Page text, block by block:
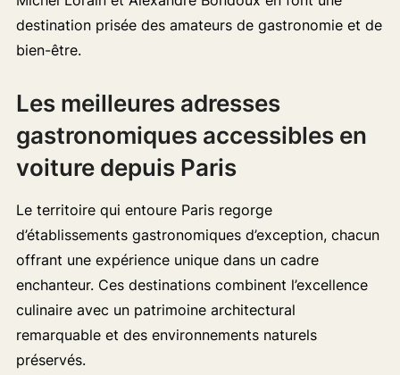
destination prisée des amateurs de gastronomie et de
bien-être.
Les meilleures adresses
gastronomiques accessibles en
voiture depuis Paris
Le territoire qui entoure Paris regorge
d’établissements gastronomiques d’exception, chacun
offrant une expérience unique dans un cadre
enchanteur. Ces destinations combinent l’excellence
culinaire avec un patrimoine architectural
remarquable et des environnements naturels
préservés.